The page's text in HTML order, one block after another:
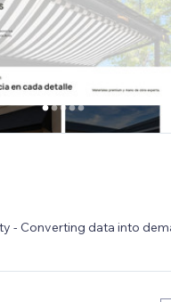
Go Beyond Reality - Converting data into